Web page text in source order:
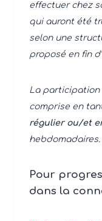
effectuer chez
qui auront été
selon une
proposé en fin
La
comprise en
régulier ou/et
hebdomadaires.
Pour
dans la